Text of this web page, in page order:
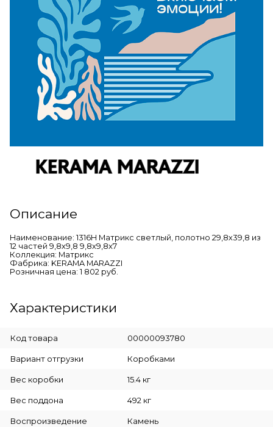
Описание
Наименование: 1316H Матрикс светлый, полотно 29,8х39,8 из
12 частей 9,8х9,8 9,8x9,8x7
Коллекция: Матрикс
Фабрика: KERAMA MARAZZI
Розничная цена: 1 802 руб.
Характеристики
Код товара 00000093780
Вариант отгрузки Коробками
Вес коробки 15.4 кг
Вес поддона 492 кг
Воспроизведение Камень